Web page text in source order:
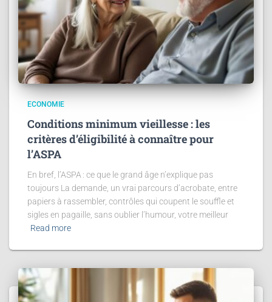
ECONOMIE
Conditions minimum vieillesse : les
critères d’éligibilité à connaître pour
l’ASPA
En bref, l’ASPA : ce que le grand âge n’explique pas
toujours La demande, un vrai parcours d’acrobate, entre
papiers à rassembler, contrôles qui coupent le souffle et
sigles en pagaille, sans oublier l’humour, votre meilleur
Read more